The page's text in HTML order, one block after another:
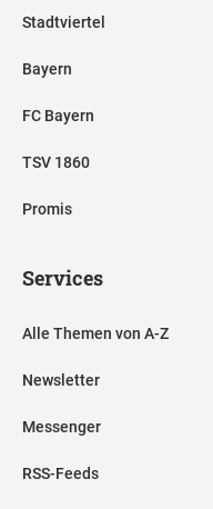
Stadtviertel
Bayern
FC Bayern
TSV 1860
Promis
Services
Alle Themen von A-Z
Newsletter
Messenger
RSS-Feeds